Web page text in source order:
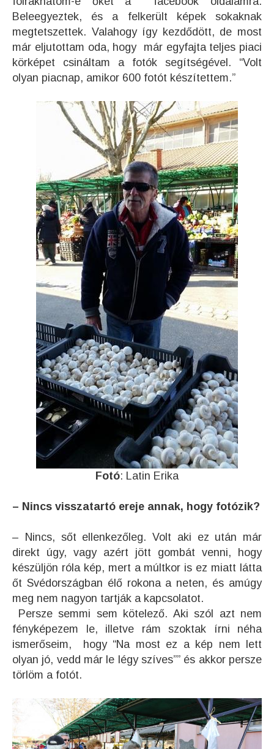
Beleegyeztek, és a felkerült képek sokaknak
megtetszettek. Valahogy így kezdődött, de most
már eljutottam oda, hogy már egyfajta teljes piaci
körképet csináltam a fotók segítségével. “Volt
olyan piacnap, amikor 600 fotót készítettem.”
Fotó: Latin Erika
– Nincs visszatartó ereje annak, hogy fotózik?
– Nincs, sőt ellenkezőleg. Volt aki ez után már
direkt úgy, vagy azért jött gombát venni, hogy
készüljön róla kép, mert a múltkor is ez miatt látta
őt Svédországban élő rokona a neten, és amúgy
meg nem nagyon tartják a kapcsolatot.
Persze semmi sem kötelező. Aki szól azt nem
fényképezem le, illetve rám szoktak írni néha
ismerőseim, hogy “Na most ez a kép nem lett
olyan jó, vedd már le légy szíves”” és akkor persze
törlöm a fotót.